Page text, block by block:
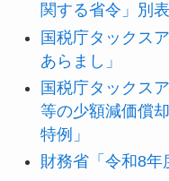
関する省令」別
国税庁タックス
あらまし」
国税庁タックス
等の少額減価償
特例」
財務省「令和8年